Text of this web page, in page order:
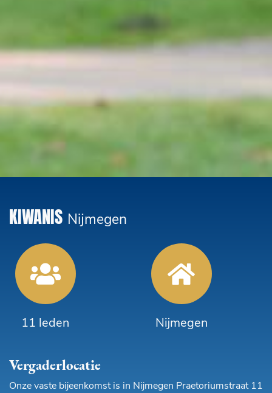
KIWANIS Nijmegen
11 leden Nijmegen
Vergaderlocatie
Onze vaste bijeenkomst is in Nijmegen Praetoriumstraat 11